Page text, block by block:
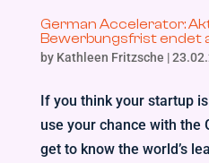
German Accelerator:
Bewerbungsfrist endet
by Kathleen Fritzsche |
If you think your startup
use your chance with the
get to know the world’s